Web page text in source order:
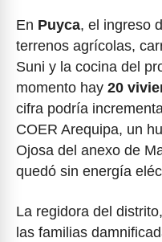
En Puyca, el ingreso
terrenos agrícolas,
Suni y la cocina del
momento hay 20
cifra podría
COER Arequipa, un
Ojosa del anexo de
quedó sin energía
La regidora del
las familias